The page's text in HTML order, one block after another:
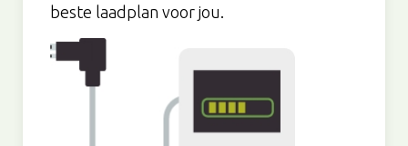
beste laadplan voor jou.